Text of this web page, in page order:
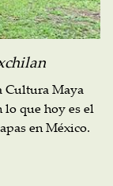
Cultura Maya
lo que hoy es el
en México.